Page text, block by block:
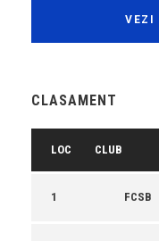
VEZI
CLASAMENT
LOC CLUB
1 FCSB